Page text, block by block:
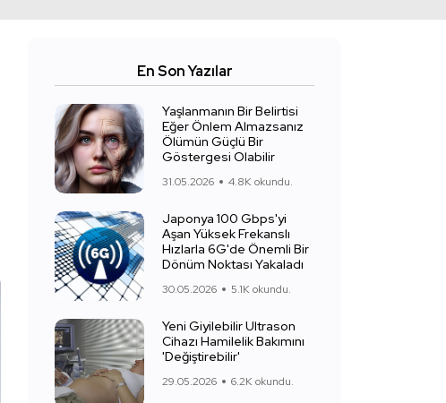
En Son Yazılar
Yaşlanmanın Bir Belirtisi
Eğer Önlem Almazsanız
Ölümün Güçlü Bir
Göstergesi Olabilir
31.05.2026 4.8K okundu.
Japonya 100 Gbps'yi
Aşan Yüksek Frekanslı
Hızlarla 6G'de Önemli Bir
Dönüm Noktası Yakaladı
30.05.2026 5.1K okundu.
Yeni Giyilebilir Ultrason
Cihazı Hamilelik Bakımını
'Değiştirebilir'
29.05.2026 6.2K okundu.